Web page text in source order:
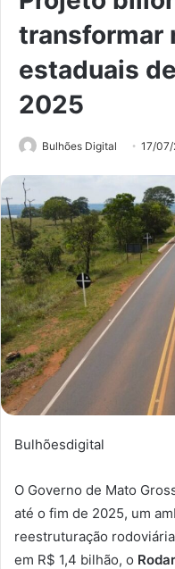
transformar
estaduais
2025
Bulhões Digital 17/
Bulhõesdigital
O Governo de Mato
até o fim de 2025, um
reestruturação
em R$ 1,4 bilhão, o